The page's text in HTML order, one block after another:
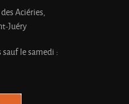
Aciéries,
Juéry
sauf le samedi :